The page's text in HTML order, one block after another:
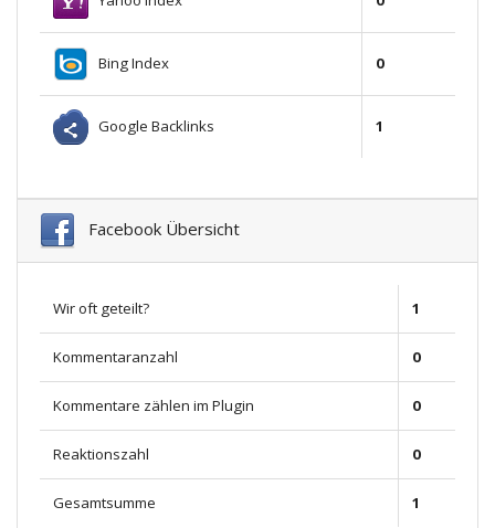
Bing Index 0
Google Backlinks 1
Facebook Übersicht
Wir oft geteilt? 1
Kommentaranzahl 0
Kommentare zählen im Plugin 0
Reaktionszahl 0
Gesamtsumme 1